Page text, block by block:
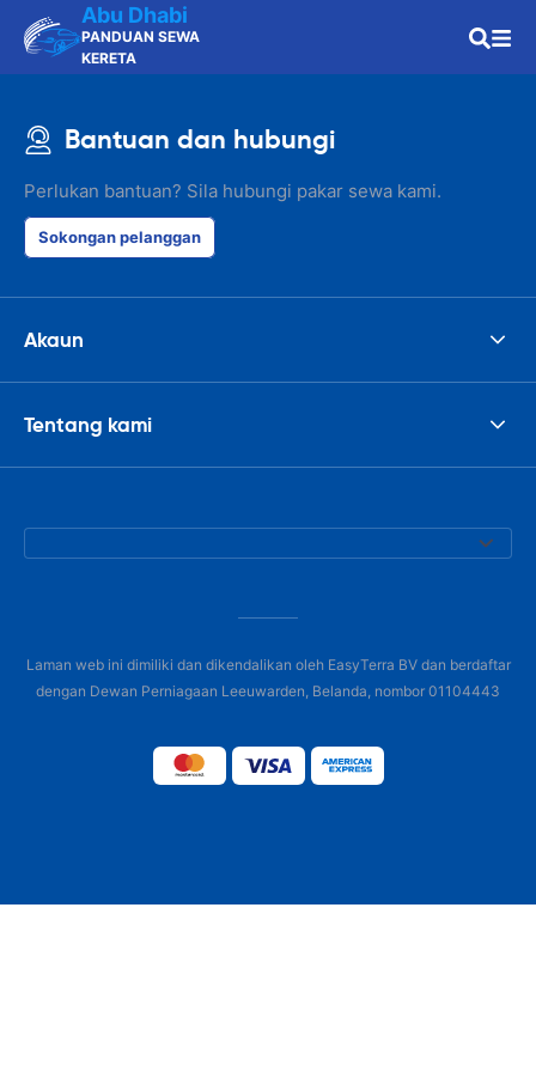
Abu Dhabi
PANDUAN SEWA
KERETA
Bantuan dan hubungi
Perlukan bantuan? Sila hubungi pakar sewa kami.
Sokongan pelanggan
Akaun
Tentang kami
Laman web ini dimiliki dan dikendalikan oleh EasyTerra BV dan berdaftar
dengan Dewan Perniagaan Leeuwarden, Belanda, nombor 01104443